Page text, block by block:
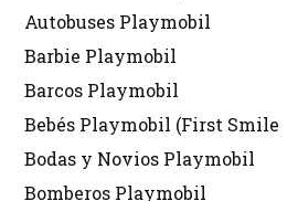
Autobuses Playmobil
Barbie Playmobil
Barcos Playmobil
Bebés Playmobil (First Smile
Bodas y Novios Playmobil
Bomberos Playmobil